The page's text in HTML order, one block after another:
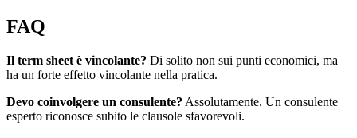
FAQ
Il term sheet è vincolante? Di solito non sui punti economici, ma
ha un forte effetto vincolante nella pratica.
Devo coinvolgere un consulente? Assolutamente. Un consulente
esperto riconosce subito le clausole sfavorevoli.